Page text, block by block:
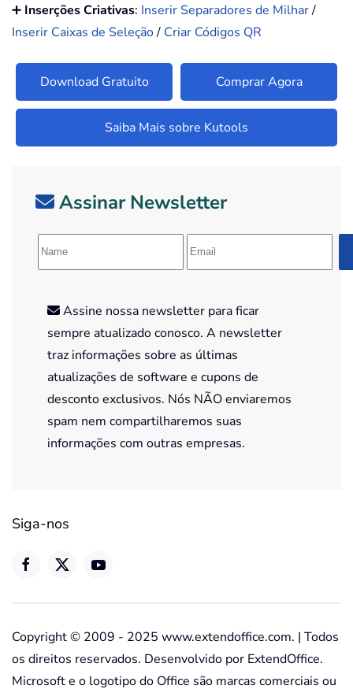
➕ Inserções Criativas: Inserir Separadores de Milhar/
Inserir Caixas de Seleção/ Criar Códigos QR
Download Gratuito Comprar Agora
Saiba Mais sobre Kutools
Assinar Newsletter
Assine nossa newsletter para ficar
sempre atualizado conosco. A newsletter
traz informações sobre as últimas
atualizações de software e cupons de
desconto exclusivos. Nós NÃO enviaremos
spam nem compartilharemos suas
informações com outras empresas.
Siga-nos
Copyright © 2009 - 2025 www.extendoffice.com. | Todos
os direitos reservados. Desenvolvido por ExtendOffice.
Microsoft e o logotipo do Office são marcas comerciais ou